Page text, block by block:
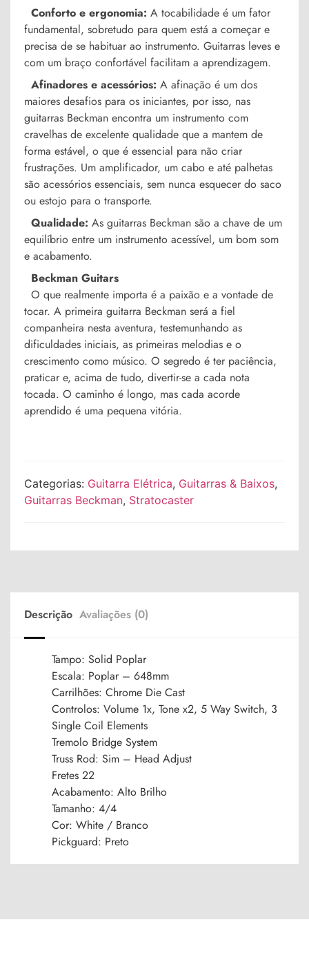
Conforto e ergonomia: A tocabilidade é um fator
fundamental, sobretudo para quem está a começar e
precisa de se habituar ao instrumento. Guitarras leves e
com um braço confortável facilitam a aprendizagem.
Afinadores e acessórios: A afinação é um dos
maiores desafios para os iniciantes, por isso, nas
guitarras Beckman encontra um instrumento com
cravelhas de excelente qualidade que a mantem de
forma estável, o que é essencial para não criar
frustrações. Um amplificador, um cabo e até palhetas
são acessórios essenciais, sem nunca esquecer do saco
ou estojo para o transporte.
Qualidade: As guitarras Beckman são a chave de um
equilíbrio entre um instrumento acessível, um bom som
e acabamento.
Beckman Guitars
O que realmente importa é a paixão e a vontade de
tocar. A primeira guitarra Beckman será a fiel
companheira nesta aventura, testemunhando as
dificuldades iniciais, as primeiras melodias e o
crescimento como músico. O segredo é ter paciência,
praticar e, acima de tudo, divertir-se a cada nota
tocada. O caminho é longo, mas cada acorde
aprendido é uma pequena vitória.
Categorias: Guitarra Elétrica, Guitarras & Baixos,
Guitarras Beckman, Stratocaster
Descrição Avaliações (0)
Tampo: Solid Poplar
Escala: Poplar – 648mm
Carrilhões: Chrome Die Cast
Controlos: Volume 1x, Tone x2, 5 Way Switch, 3
Single Coil Elements
Tremolo Bridge System
Truss Rod: Sim – Head Adjust
Fretes 22
Acabamento: Alto Brilho
Tamanho: 4/4
Cor: White / Branco
Pickguard: Preto